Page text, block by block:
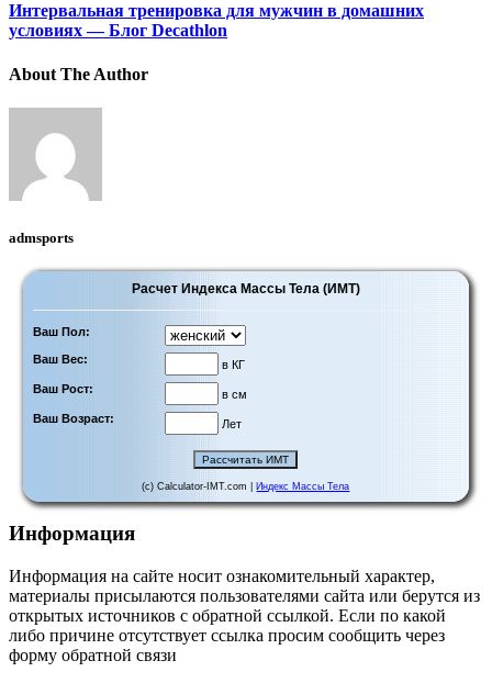
Интервальная тренировка для мужчин в домашних
условиях — Блог Decathlon
About The Author
admsports
Расчет Индекса Массы Тела (ИМТ)
Ваш Пол:
Ваш Вес:
в КГ
Ваш Рост:
в см
Ваш Возраст:
Лет
(c) Calculator-IMT.com | Индекс Массы Тела
Информация
Информация на сайте носит ознакомительный характер,
материалы присылаются пользователями сайта или берутся из
открытых источников с обратной ссылкой. Если по какой
либо причине отсутствует ссылка просим сообщить через
форму обратной связи